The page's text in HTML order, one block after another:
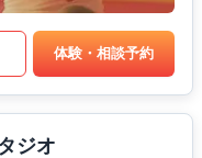
体験・相談予約
ジオ